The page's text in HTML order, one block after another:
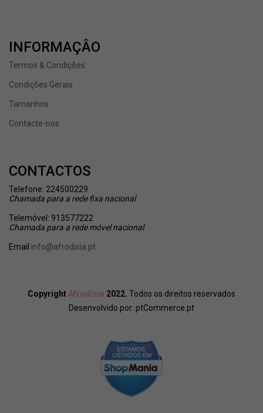
INFORMAÇÂO
Termos & Condições
Condições Gerais
Tamanhos
Contacte-nos
CONTACTOS
Telefone: 224500229
Chamada para a rede fixa nacional
Telemóvel: 913577222
Chamada para a rede móvel nacional
Email info@afrodisia.pt
Copyright Afrodisia 2022. Todos os direitos reservados
Desenvolvido por: ptCommerce.pt